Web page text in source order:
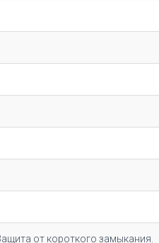
от короткого замыкания.